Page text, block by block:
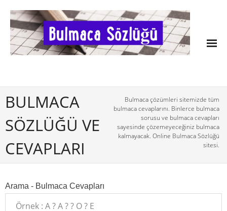
BULMACA
SÖZLÜĞÜ VE
CEVAPLARI
Bulmaca çözümleri sitemizde tüm
bulmaca cevaplarını. Binlerce bulmaca
sorusu ve bulmaca cevapları
sayesinde çözemeyeceğiniz bulmaca
kalmayacak. Online Bulmaca Sözlüğü
sitesi.
Arama - Bulmaca Cevapları